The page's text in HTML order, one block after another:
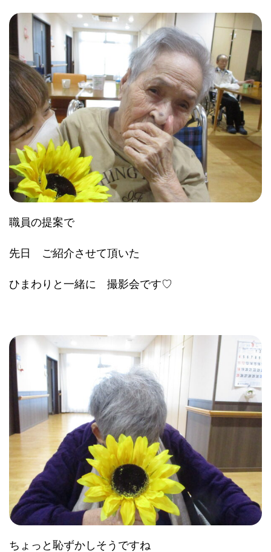
職員の提案で
先日 ご紹介させて頂いた
ひまわりと一緒に 撮影会です♡
ちょっと恥ずかしそうですね